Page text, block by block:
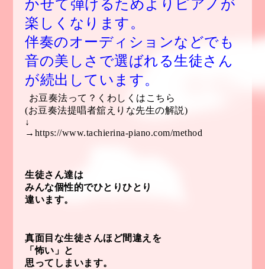
かせて弾けるためよりピアノが
楽しく なります。
伴奏のオーディションなどでも
音の美しさで選ばれる生徒さん
が続出しています。
お豆奏法って？くわしくはこちら
(お豆奏法提唱者舘えりな先生の解説)
↓
→ https://www.tachierina-piano.com/method
生徒さん達は
みんな個性的でひとりひとり
違います。
真面目な生徒さんほど間違えを
「怖い」と
思ってしまいます。